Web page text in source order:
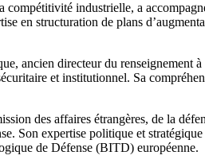
industrielle, a
en structuration de plans
ancien directeur du
et institutionnel. Sa
des affaires étrangères, de la
Son expertise politique et
de Défense (BITD) européenne.